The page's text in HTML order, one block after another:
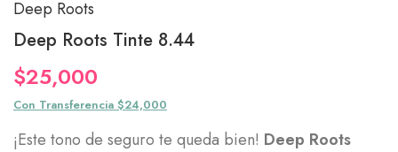
Deep Roots
Deep Roots Tinte 8.44
$25,000
Con Transferencia $24,000
¡Este tono de seguro te queda bien! Deep Roots